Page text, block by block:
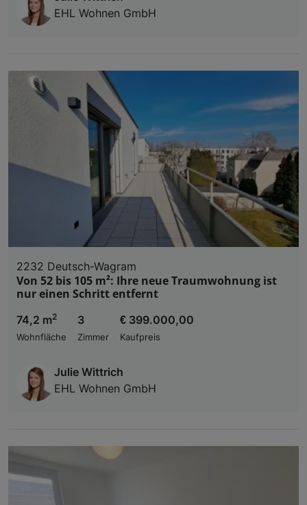
EHL Wohnen GmbH
2232 Deutsch-Wagram
Von 52 bis 105 m²: Ihre neue Traumwohnung ist
nur einen Schritt entfernt
74,2 m2
Wohnfläche
3
Zimmer
€ 399.000,00
Kaufpreis
Julie Wittrich
EHL Wohnen GmbH